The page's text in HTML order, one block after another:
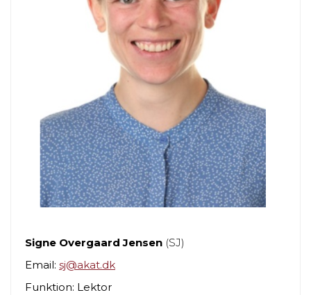
Signe Overgaard Jensen (SJ)
Email: sj@akat.dk
Funktion: Lektor